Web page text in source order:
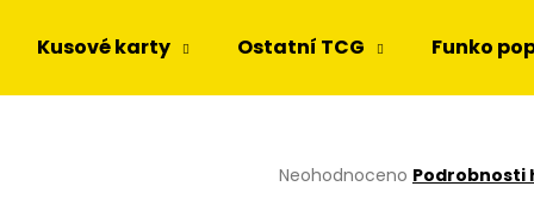
Kusové karty Ostatní TCG Funko
Průměrné
Neohodnoceno Podrobnosti